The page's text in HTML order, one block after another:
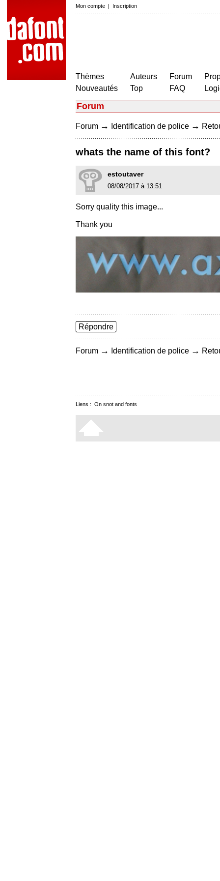
Mon compte | Inscription
Thèmes
Nouveautés
Auteurs
Top
Forum
FAQ
Forum
Forum → Identification de police →
whats the name of this font?
estoutaver
08/08/2017 à 13:51
Sorry quality this image...
Thank you
Répondre
Forum → Identification de police →
Liens : On snot and fonts